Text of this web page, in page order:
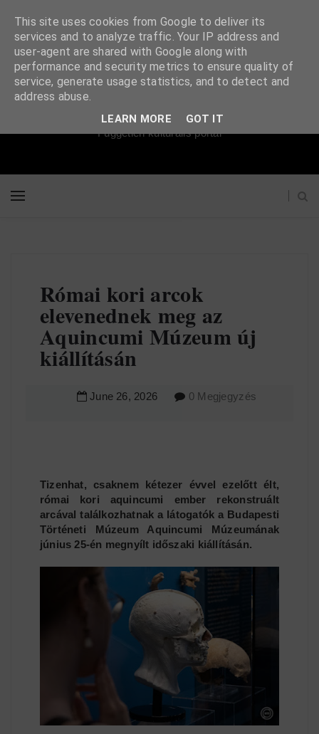
Súgópéldány
Független kulturális portál
Római kori arcok
elevenednek meg az
Aquincumi Múzeum új
kiállításán
June 26, 2026 0 Megjegyzés
Tizenhat, csaknem kétezer évvel ezelőtt élt,
római kori aquincumi ember rekonstruált
arcával találkozhatnak a látogatók a Budapesti
Történeti Múzeum Aquincumi Múzeumának
június 25-én megnyílt időszaki kiállításán.
This site uses cookies from Google to deliver its
services and to analyze traffic. Your IP address and
user-agent are shared with Google along with
performance and security metrics to ensure quality of
service, generate usage statistics, and to detect and
address abuse.
LEARN MORE GOT IT